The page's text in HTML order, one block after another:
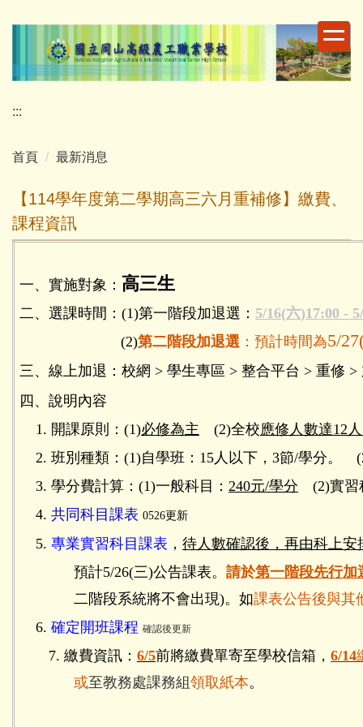
容
:::
首頁 最新消息
【114學年度第二學期高三六月重補修】繳費、
課程資訊
一、實施對象： 高三生
二、選課時間：(1)第一階段加退選： 5/16(六)17:00 -
(2)第二階段加退選 ：預計時間為5/
三、線上加退：校網 > 學生專區 > 整合平台 > 重修 >
四、說明內容
1. 開課原則：(1)必修為主 (2)全校應修人數達12
2. 班別種類：(1)自學班：15人以下，3節/學分。
3. 學分費計算：(1)一般科目： 240元/學分 (2)實習
4. 共同科目課表 0526更新
5. 專業實習科目課表 ， 待人數確認後，再由科上安
預計5/26(三)公告課表。 請於第一階段先行加
二階段系統將不會出現)。如課表公告後與其
6. 確定開班課程 確認後更新
7. 繳費資訊： 6/5前將繳費單寄至學校信箱， 6/14
或至教務處課務組領取紙本。